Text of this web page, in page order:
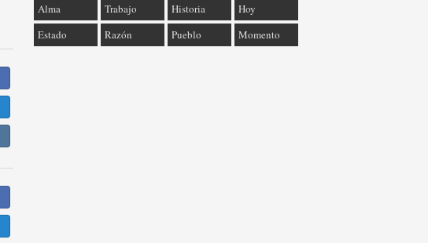
Alma
Trabajo Historia
Hoy
Estado
Razón Pueblo Momento